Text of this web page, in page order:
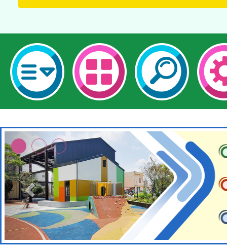
本校115學年度第2次